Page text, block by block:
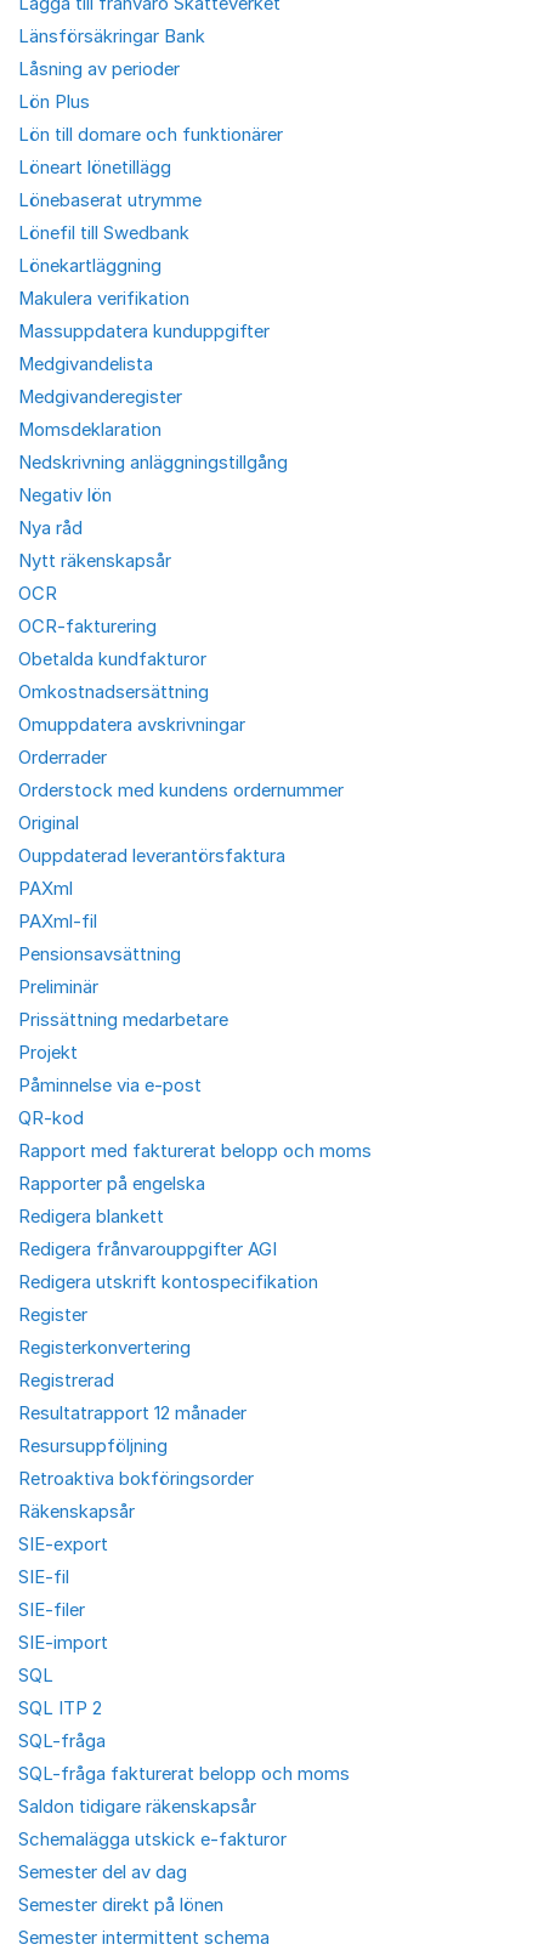
Länsförsäkringar Bank
Låsning av perioder
Lön Plus
Lön till domare och funktionärer
Löneart lönetillägg
Lönebaserat utrymme
Lönefil till Swedbank
Lönekartläggning
Makulera verifikation
Massuppdatera kunduppgifter
Medgivandelista
Medgivanderegister
Momsdeklaration
Nedskrivning anläggningstillgång
Negativ lön
Nya råd
Nytt räkenskapsår
OCR
OCR-fakturering
Obetalda kundfakturor
Omkostnadsersättning
Omuppdatera avskrivningar
Orderrader
Orderstock med kundens ordernummer
Original
Ouppdaterad leverantörsfaktura
PAXml
PAXml-fil
Pensionsavsättning
Preliminär
Prissättning medarbetare
Projekt
Påminnelse via e-post
QR-kod
Rapport med fakturerat belopp och moms
Rapporter på engelska
Redigera blankett
Redigera frånvarouppgifter AGI
Redigera utskrift kontospecifikation
Register
Registerkonvertering
Registrerad
Resultatrapport 12 månader
Resursuppföljning
Retroaktiva bokföringsorder
Räkenskapsår
SIE-export
SIE-fil
SIE-filer
SIE-import
SQL
SQL ITP 2
SQL-fråga
SQL-fråga fakturerat belopp och moms
Saldon tidigare räkenskapsår
Schemalägga utskick e-fakturor
Semester del av dag
Semester direkt på lönen
Semester intermittent schema